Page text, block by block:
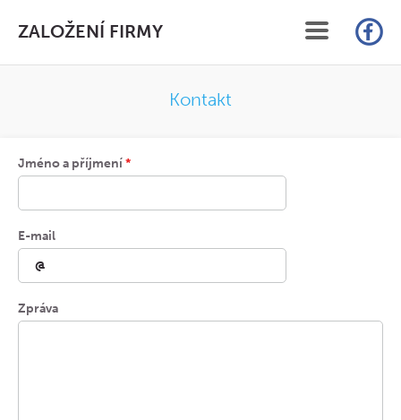
ZALOŽENÍ FIRMY
CENÍK
Kontakt
Jméno a příjmení*
E-mail
Zpráva